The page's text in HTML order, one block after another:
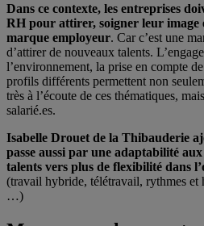
Dans ce contexte, les entreprises
RH pour attirer, soigner leur image
marque employeur. Car c’est une
d’attirer de nouveaux talents.
l’environnement, la prise en compte
profils différents permettent non
très à l’écoute de ces thématiques,
salarié.es.
Isabelle Drouet de la Thibauderie
passe aussi par une adaptabilité
talents vers plus de flexibilité dans
(travail hybride, télétravail, rythmes et
…)